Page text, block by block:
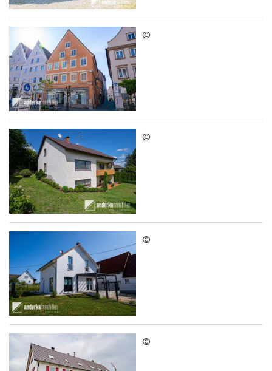
©
©
©
©